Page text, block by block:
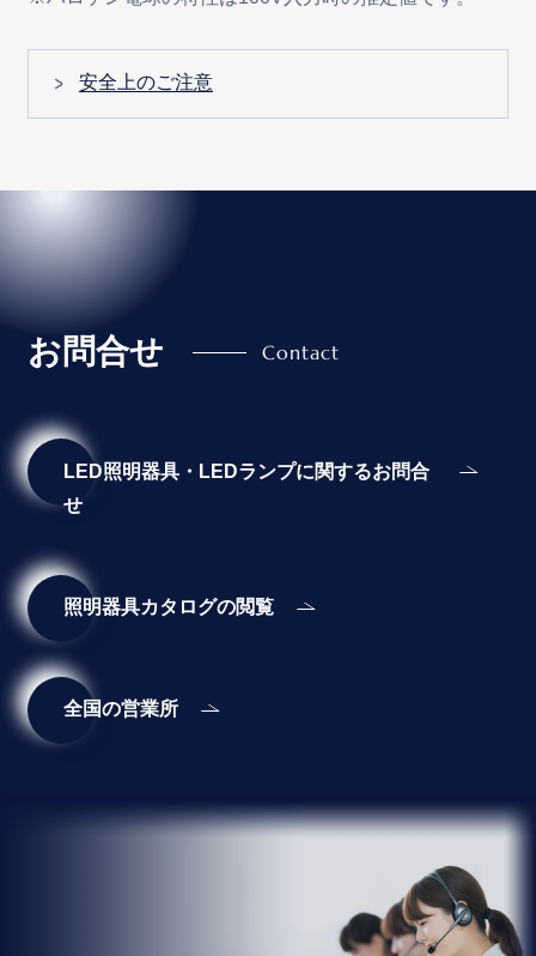
安全上のご注意
お問合せ
LED照明器具・LEDランプに関するお問合
せ
照明器具カタログの閲覧
全国の営業所